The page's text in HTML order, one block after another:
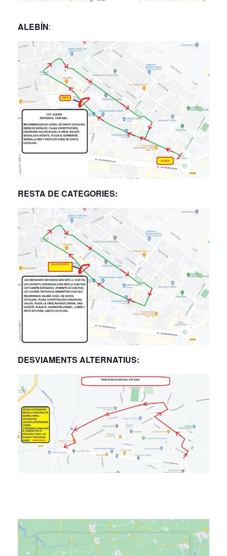
ALEBÍN:
RESTA DE CATEGORIES:
DESVIAMENTS ALTERNATIUS: